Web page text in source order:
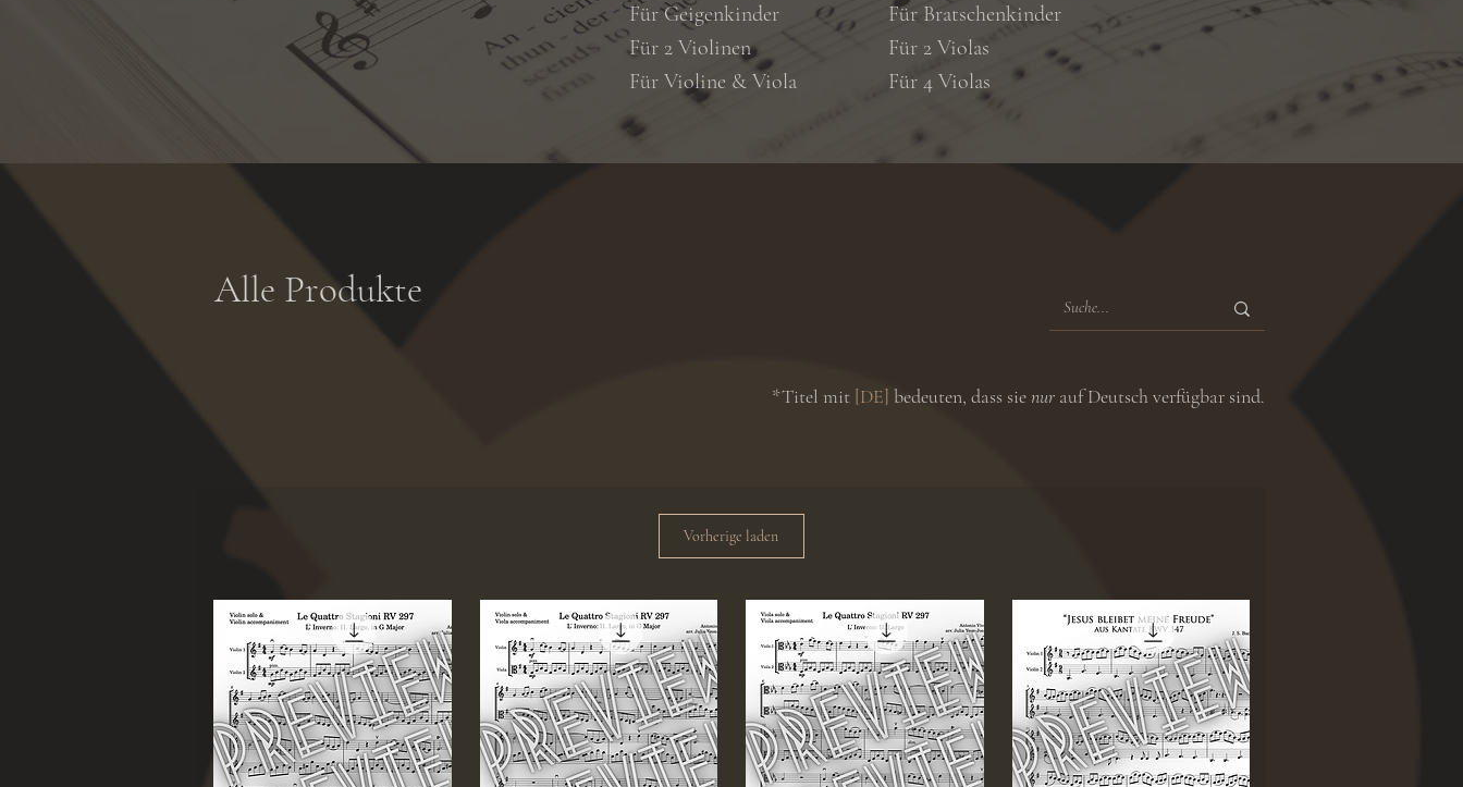
Für Geigenkinder
Für 2 Violinen
Für Violine & Viola
Für Bratschenkinder
Für 2 Violas
Für 4 Violas
Alle Produkte
*Titel mit [DE] bedeuten, dass sienur auf Deutsch verfügbar sind.
Vorherige laden